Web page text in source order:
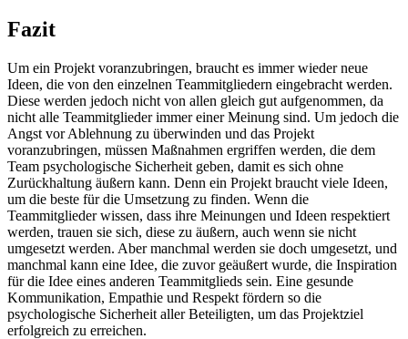
Fazit
Um ein Projekt voranzubringen, braucht es immer wieder neue
Ideen, die von den einzelnen Teammitgliedern eingebracht werden.
Diese werden jedoch nicht von allen gleich gut aufgenommen, da
nicht alle Teammitglieder immer einer Meinung sind. Um jedoch die
Angst vor Ablehnung zu überwinden und das Projekt
voranzubringen, müssen Maßnahmen ergriffen werden, die dem
Team psychologische Sicherheit geben, damit es sich ohne
Zurückhaltung äußern kann. Denn ein Projekt braucht viele Ideen,
um die beste für die Umsetzung zu finden. Wenn die
Teammitglieder wissen, dass ihre Meinungen und Ideen respektiert
werden, trauen sie sich, diese zu äußern, auch wenn sie nicht
umgesetzt werden. Aber manchmal werden sie doch umgesetzt, und
manchmal kann eine Idee, die zuvor geäußert wurde, die Inspiration
für die Idee eines anderen Teammitglieds sein. Eine gesunde
Kommunikation, Empathie und Respekt fördern so die
psychologische Sicherheit aller Beteiligten, um das Projektziel
erfolgreich zu erreichen.